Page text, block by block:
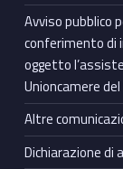
Avviso pubblico
conferimento di
oggetto
Unioncamere
Altre
Dichiarazione di